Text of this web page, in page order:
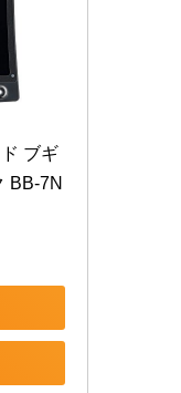
ブギ
BB-7N